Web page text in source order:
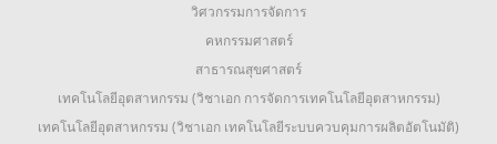
วิศวกรรมการจัดการ
คหกรรมศาสตร์
สาธารณสุขศาสตร์
เทคโนโลยีอุตสาหกรรม (วิชาเอก การจัดการเทคโนโลยีอุตสาหกรรม)
เทคโนโลยีอุตสาหกรรม (วิชาเอก เทคโนโลยีระบบควบคุมการผลิตอัตโนมัติ)